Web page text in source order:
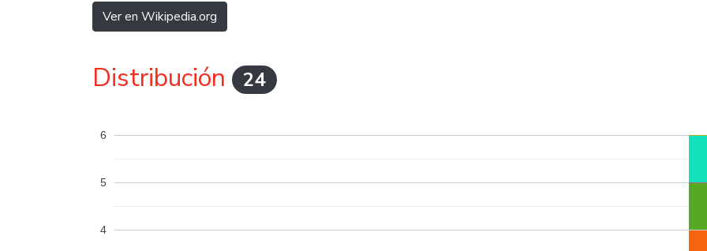
Ver en Wikipedia.org
Distribución 24
4
5
6